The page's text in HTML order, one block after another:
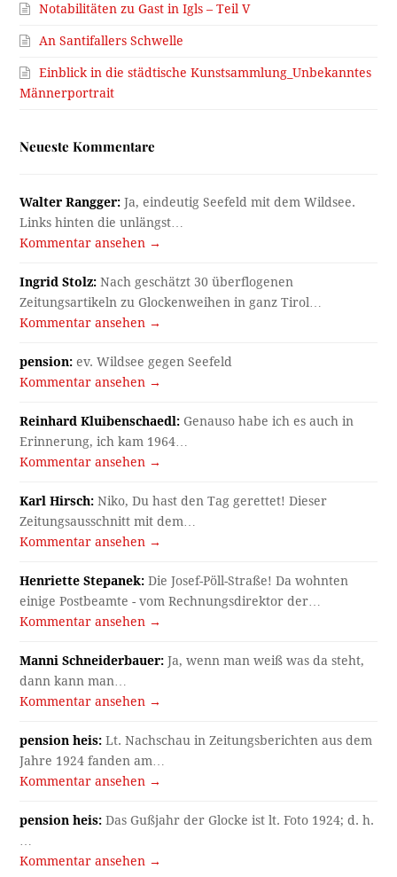
Notabilitäten zu Gast in Igls – Teil V
An Santifallers Schwelle
Einblick in die städtische Kunstsammlung_Unbekanntes
Männerportrait
Neueste Kommentare
Walter Rangger: Ja, eindeutig Seefeld mit dem Wildsee.
Links hinten die unlängst…
Kommentar ansehen →
Ingrid Stolz: Nach geschätzt 30 überflogenen
Zeitungsartikeln zu Glockenweihen in ganz Tirol…
Kommentar ansehen →
pension: ev. Wildsee gegen Seefeld
Kommentar ansehen →
Reinhard Kluibenschaedl: Genauso habe ich es auch in
Erinnerung, ich kam 1964…
Kommentar ansehen →
Karl Hirsch: Niko, Du hast den Tag gerettet! Dieser
Zeitungsausschnitt mit dem…
Kommentar ansehen →
Henriette Stepanek: Die Josef-Pöll-Straße! Da wohnten
einige Postbeamte - vom Rechnungsdirektor der…
Kommentar ansehen →
Manni Schneiderbauer: Ja, wenn man weiß was da steht,
dann kann man…
Kommentar ansehen →
pension heis: Lt. Nachschau in Zeitungsberichten aus dem
Jahre 1924 fanden am…
Kommentar ansehen →
pension heis: Das Gußjahr der Glocke ist lt. Foto 1924; d. h.
Kommentar ansehen →